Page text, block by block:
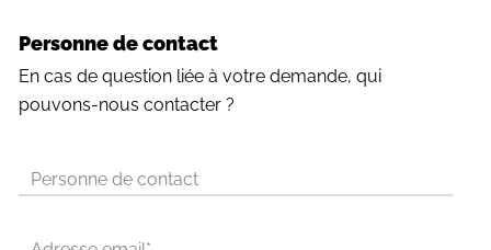
Personne de contact
En cas de question liée à votre demande, qui
pouvons-nous contacter ?
Personne de contact